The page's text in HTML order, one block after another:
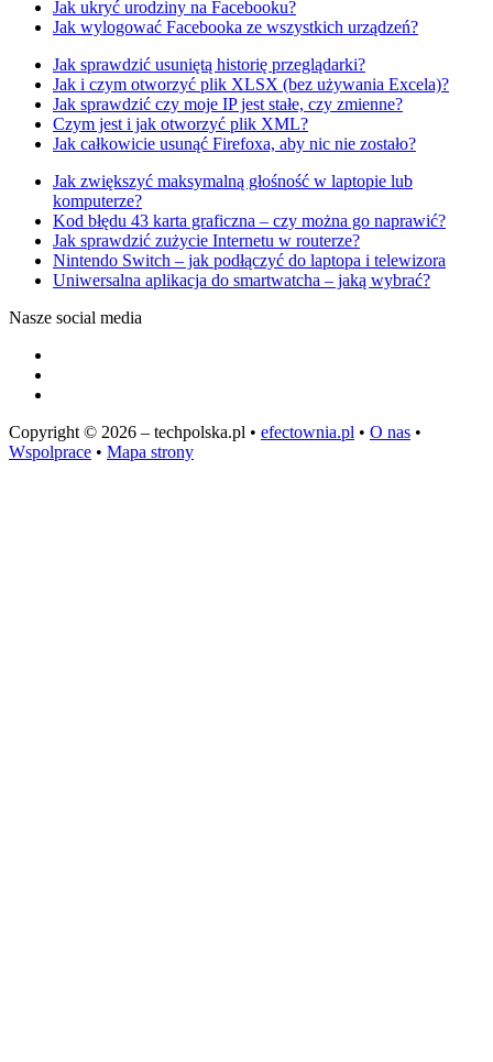
Jak ukryć urodziny na Facebooku?
Jak wylogować Facebooka ze wszystkich urządzeń?
Jak sprawdzić usuniętą historię przeglądarki?
Jak i czym otworzyć plik XLSX (bez używania Excela)?
Jak sprawdzić czy moje IP jest stałe, czy zmienne?
Czym jest i jak otworzyć plik XML?
Jak całkowicie usunąć Firefoxa, aby nic nie zostało?
Jak zwiększyć maksymalną głośność w laptopie lub
komputerze?
Kod błędu 43 karta graficzna – czy można go naprawić?
Jak sprawdzić zużycie Internetu w routerze?
Nintendo Switch – jak podłączyć do laptopa i telewizora
Uniwersalna aplikacja do smartwatcha – jaką wybrać?
Nasze social media
Copyright © 2026 – techpolska.pl • efectownia.pl • O nas •
Wspolprace • Mapa strony